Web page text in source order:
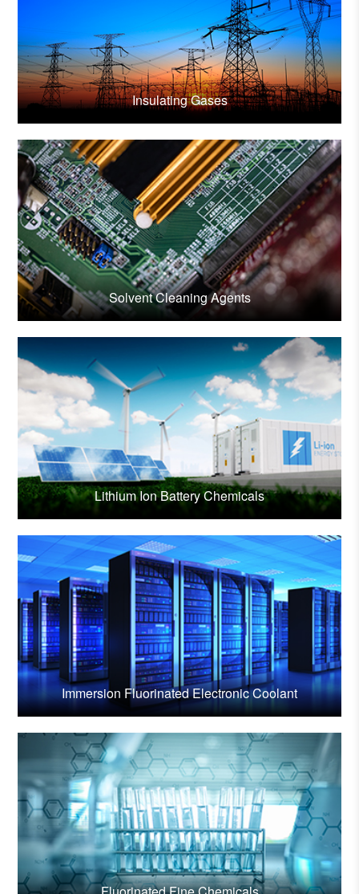
Insulating Gases
Solvent Cleaning Agents
Lithium Ion Battery Chemicals
Immersion Fluorinated Electronic Coolant